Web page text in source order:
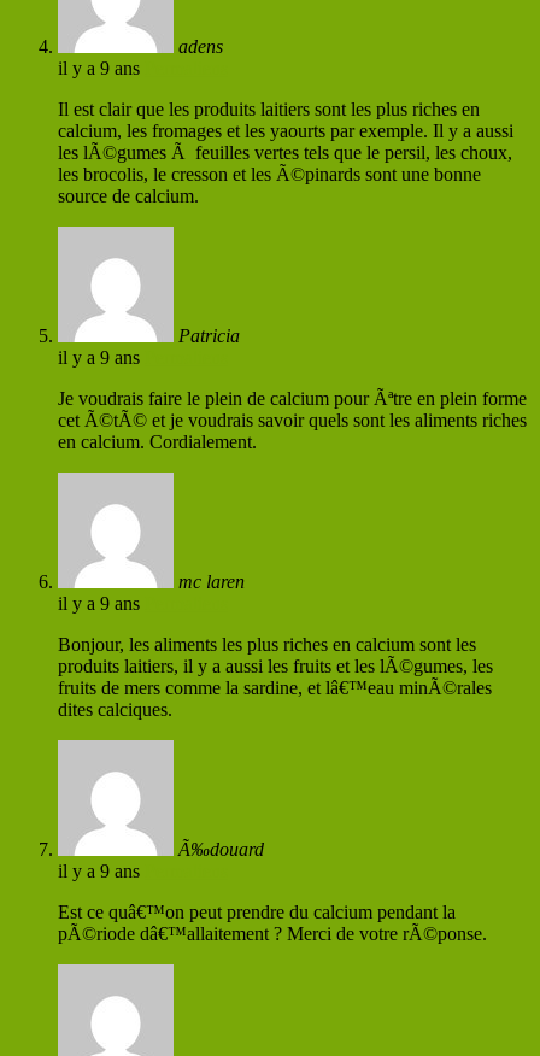
adens
il y a 9 ans
Il est clair que les produits laitiers sont les plus riches en
calcium, les fromages et les yaourts par exemple. Il y a aussi
les lÃ©gumes Ã feuilles vertes tels que le persil, les choux,
les brocolis, le cresson et les Ã©pinards sont une bonne
source de calcium.
Patricia
il y a 9 ans
Je voudrais faire le plein de calcium pour Ãªtre en plein forme
cet Ã©tÃ© et je voudrais savoir quels sont les aliments riches
en calcium. Cordialement.
mc laren
il y a 9 ans
Bonjour, les aliments les plus riches en calcium sont les
produits laitiers, il y a aussi les fruits et les lÃ©gumes, les
fruits de mers comme la sardine, et lâ€™eau minÃ©rales
dites calciques.
Ã‰douard
il y a 9 ans
Est ce quâ€™on peut prendre du calcium pendant la
pÃ©riode dâ€™allaitement ? Merci de votre rÃ©ponse.